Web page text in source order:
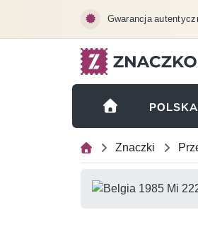
Gwarancja
POLSKA
Znaczki